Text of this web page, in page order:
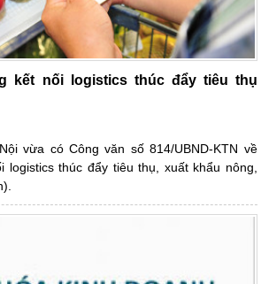
kết nối logistics thúc đẩy tiêu thụ
vừa có Công văn số 814/UBND-KTN về
logistics thúc đẩy tiêu thụ, xuất khẩu nông,